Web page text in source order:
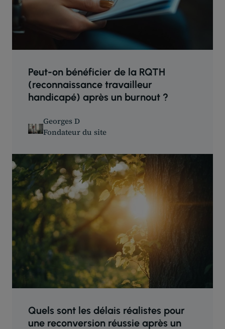
Peut-on bénéficier de la RQTH
(reconnaissance travailleur
handicapé) après un burnout ?
Georges D
Fondateur du site
Quels sont les délais réalistes pour
une reconversion réussie après un